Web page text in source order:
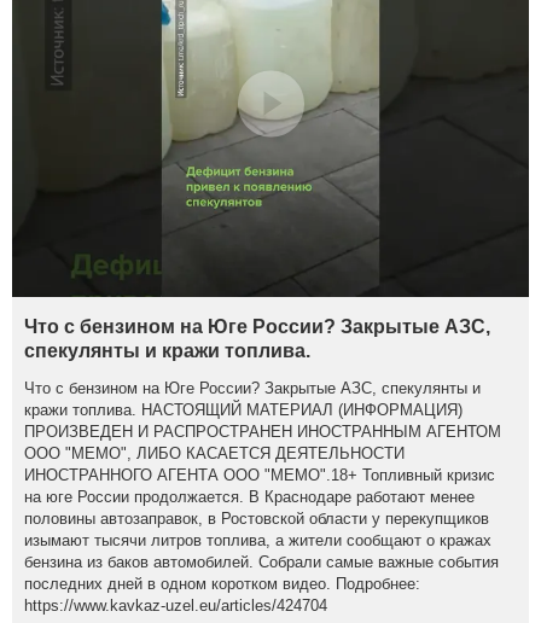
Что с бензином на Юге России? Закрытые АЗС,
спекулянты и кражи топлива.
Что с бензином на Юге России? Закрытые АЗС, спекулянты и
кражи топлива. НАСТОЯЩИЙ МАТЕРИАЛ (ИНФОРМАЦИЯ)
ПРОИЗВЕДЕН И РАСПРОСТРАНЕН ИНОСТРАННЫМ АГЕНТОМ
ООО "МЕМО", ЛИБО КАСАЕТСЯ ДЕЯТЕЛЬНОСТИ
ИНОСТРАННОГО АГЕНТА ООО "МЕМО".18+ Топливный кризис
на юге России продолжается. В Краснодаре работают менее
половины автозаправок, в Ростовской области у перекупщиков
изымают тысячи литров топлива, а жители сообщают о кражах
бензина из баков автомобилей. Собрали самые важные события
последних дней в одном коротком видео. Подробнее:
https://www.kavkaz-uzel.eu/articles/424704